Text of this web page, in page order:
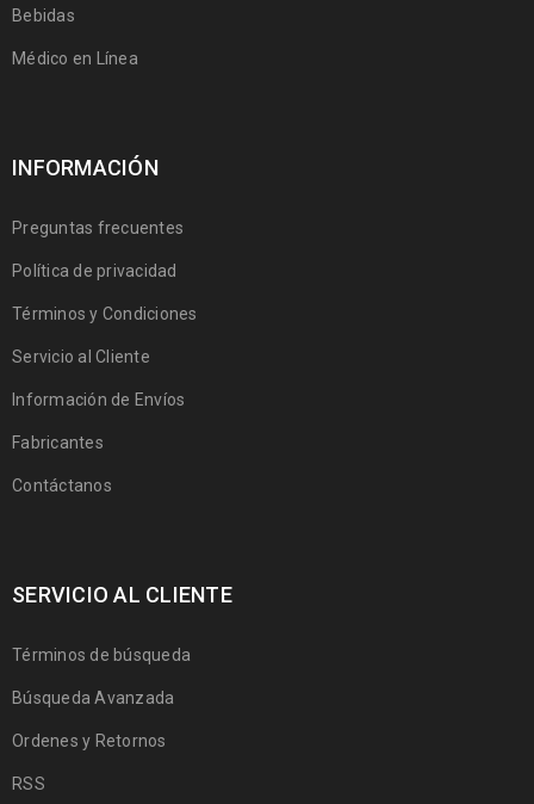
Bebidas
Médico en Línea
INFORMACIÓN
Preguntas frecuentes
Política de privacidad
Términos y Condiciones
Servicio al Cliente
Información de Envíos
Fabricantes
Contáctanos
SERVICIO AL CLIENTE
Términos de búsqueda
Búsqueda Avanzada
Ordenes y Retornos
RSS